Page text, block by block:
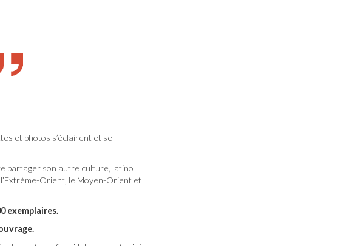
et photos s’éclairent et se
partager son autre culture, latino
l’Extrème-Orient, le Moyen-Orient et
exemplaires.